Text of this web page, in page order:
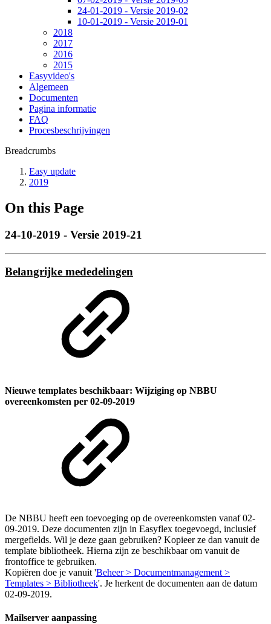
24-01-2019 - Versie 2019-02
10-01-2019 - Versie 2019-01
2018
2017
2016
2015
Easyvideo's
Algemeen
Documenten
Pagina informatie
FAQ
Procesbeschrijvingen
Breadcrumbs
Easy update
2019
On this Page
24-10-2019 - Versie 2019-21
Belangrijke mededelingen
Nieuwe templates beschikbaar: Wijziging op NBBU
overeenkomsten per 02-09-2019
De NBBU heeft een toevoeging op de overeenkomsten vanaf 02-
09-2019. Deze documenten zijn in Easyflex toegevoegd, inclusief
mergefields. Wil je deze gaan gebruiken? Kopieer ze dan vanuit de
template bibliotheek. Hierna zijn ze beschikbaar om vanuit de
frontoffice te gebruiken.
Kopiëren doe je vanuit 'Beheer > Documentmanagement >
Templates > Bibliotheek'. Je herkent de documenten aan de datum
02-09-2019.
Mailserver aanpassing